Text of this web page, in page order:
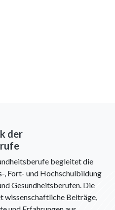
der
begleitet die
, Fort- und Hochschulbildung
Gesundheitsberufen. Die
wissenschaftliche Beiträge,